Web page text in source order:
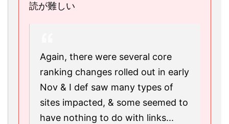
読が難しい
Again, there were several core
ranking changes rolled out in early
Nov & I def saw many types of
sites impacted, & some seemed to
have nothing to do with links...